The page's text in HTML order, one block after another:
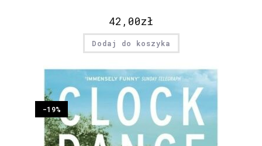
42,00zł
Dodaj do koszyka
-19%